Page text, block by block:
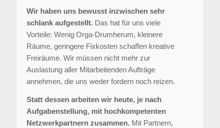
Wir haben uns bewusst inzwischen sehr
schlank aufgestellt. Das hat für uns viele
Vorteile: Wenig Orga-Drumherum, kleinere
Räume, geringere Fixkosten schaffen kreative
Freiräume. Wir müssen nicht mehr zur
Auslastung aller Mitarbeitenden Aufträge
annehmen, die uns weder fordern noch reizen.
Statt dessen arbeiten wir heute, je nach
Aufgabenstellung, mit hochkompetenten
Netzwerkpartnern zusammen. Mit Partnern,